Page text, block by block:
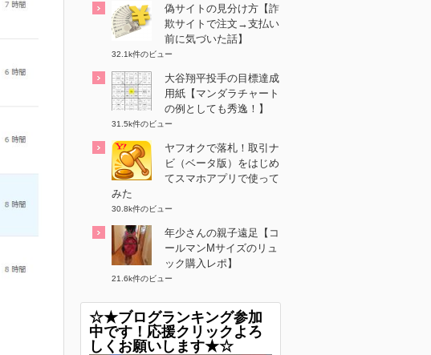
偽サイトの見分け方【詐
欺サイトで注文→支払い
前に気づいた話】
32.1k件のビュー
大谷翔平投手の目標達成
用紙【マンダラチャート
の例としても秀逸！】
31.5k件のビュー
ヤフオクで落札！取引ナ
ビ（ベータ版）をはじめ
てスマホアプリで使って
みた
30.8k件のビュー
年少さんの親子遠足【コ
ールマンMサイズのリュ
ック購入レポ】
21.6k件のビュー
☆★ブログランキング参加
中です！応援クリックよろ
しくお願いします★☆